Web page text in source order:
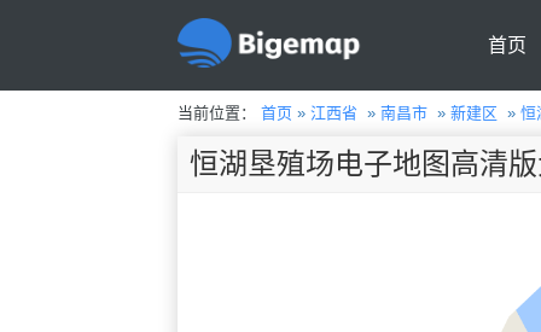
首页
当前位置： 首页» 江西省 » 南昌市» 新建区 » 恒
恒湖垦殖场电子地图高清